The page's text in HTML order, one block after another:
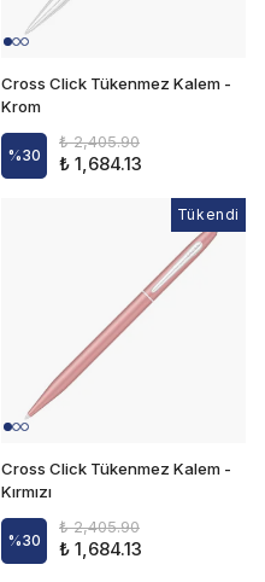
Cross Click Tükenmez Kalem -
Krom
%30
₺ 2,405.90
₺ 1,684.13
Tükendi
Tükendi
Cross Click Tükenmez Kalem -
Kırmızı
%30
₺ 2,405.90
₺ 1,684.13